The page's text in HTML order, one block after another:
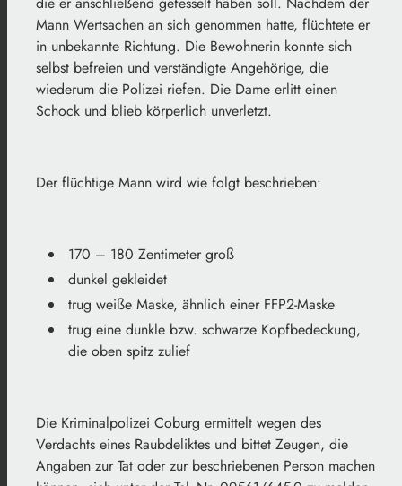
Mann Wertsachen an sich genommen hatte, flüchtete er
in unbekannte Richtung. Die Bewohnerin konnte sich
selbst befreien und verständigte Angehörige, die
wiederum die Polizei riefen. Die Dame erlitt einen
Schock und blieb körperlich unverletzt.
Der flüchtige Mann wird wie folgt beschrieben:
170 – 180 Zentimeter groß
dunkel gekleidet
trug weiße Maske, ähnlich einer FFP2-Maske
trug eine dunkle bzw. schwarze Kopfbedeckung,
die oben spitz zulief
Die Kriminalpolizei Coburg ermittelt wegen des
Verdachts eines Raubdeliktes und bittet Zeugen, die
Angaben zur Tat oder zur beschriebenen Person machen